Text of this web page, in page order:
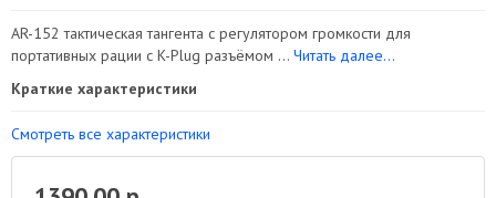
AR-152 тактическая тангента с регулятором громкости для
портативных рации с K-Plug разъёмом ... Читать далее...
Краткие характеристики
Смотреть все характеристики